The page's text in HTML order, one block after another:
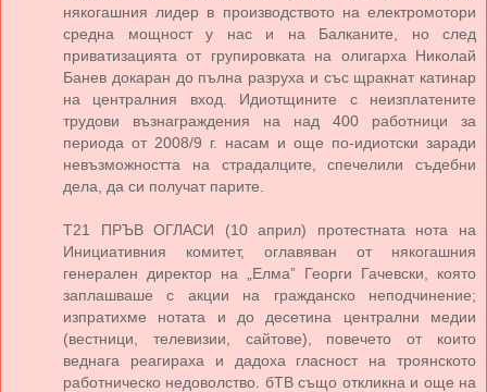
някогашния лидер в производството на електромотори
средна мощност у нас и на Балканите, но след
приватизацията от групировката на олигарха Николай
Банев докаран до пълна разруха и със щракнат катинар
на централния вход. Идиотщините с неизплатените
трудови възнаграждения на над 400 работници за
периода от 2008/9 г. насам и още по-идиотски заради
невъзможността на страдалците, спечелили съдебни
дела, да си получат парите.
Т21 ПРЪВ ОГЛАСИ (10 април) протестната нота на
Инициативния комитет, оглавяван от някогашния
генерален директор на „Елма” Георги Гачевски, която
заплашваше с акции на гражданско неподчинение;
изпратихме нотата и до десетина централни медии
(вестници, телевизии, сайтове), повечето от които
веднага реагираха и дадоха гласност на троянското
работническо недоволство. бТВ също откликна и още на